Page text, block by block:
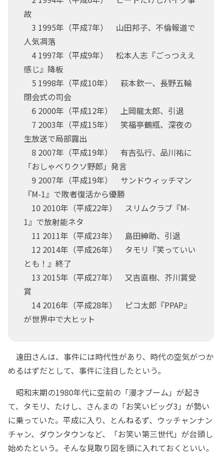
故
3 1995年（平成7年） 山田邦子、不倫報道で
人気凋落
4 1997年（平成9年） 松本人志『ごっつええ
感じ』降板
5 1998年（平成10年） 萩本欽一、長野五輪
閉会式の司会
6 2000年（平成12年） 上岡龍太郎、引退
7 2003年（平成15年） 笑福亭鶴瓶、深夜の
生放送で局部露出
8 2007年（平成19年） 有吉弘行、品川祐に
「おしゃべりクソ野郎」発言
9 2007年（平成19年） サンドウィッチマン
『M-1』で敗者復活から優勝
10 2010年（平成22年） スリムクラブ『M-
1』で放射能ネタ
11 2011年（平成23年） 島田紳助、引退
12 2014年（平成26年） タモリ『笑っていい
とも！』終了
13 2015年（平成27年） 又吉直樹、芥川賞受
賞
14 2016年（平成28年） ピコ太郎『PPAP』
が世界中で大ヒット
遠田さんは、事件には時代性があり、時代の空気がつか
めるはずだとして、事件に注目したという。
昭和末期の1980年代に空前の「漫才ブーム」が起き
て、タモリ、たけし、さんまの「お笑いビッグ3」が勢い
に乗っていた。平成に入り、とんねるず、ウッチャンナン
チャン、ダウンタウンなど、「お笑い第三世代」が台頭し
始めたという。そんな見取り図を頭に入れておくといい。